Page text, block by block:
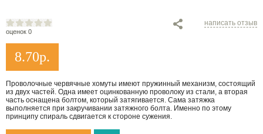
оценок 0
написать отзыв
8.70р.
Проволочные червячные хомуты имеют пружинный механизм, состоящий
из двух частей. Одна имеет оцинкованную проволоку из стали, а вторая
часть оснащена болтом, который затягивается. Сама затяжка
выполняется при закручивании затяжного болта. Именно по этому
принципу спираль сдвигается к стороне сужения.